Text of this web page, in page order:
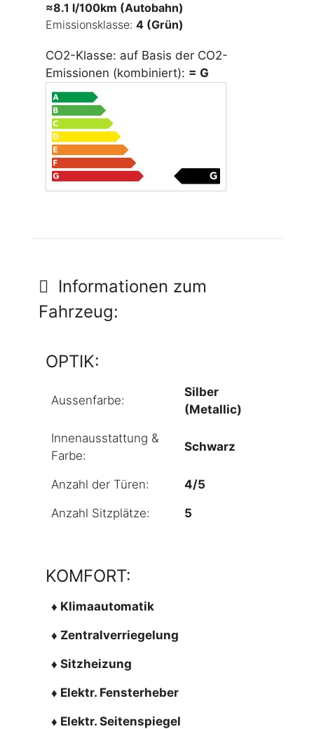
≈8.1 l/100km (Autobahn)
Emissionsklasse: 4 (Grün)
CO2-Klasse: auf Basis der CO2-
Emissionen (kombiniert): = G
Informationen zum
Fahrzeug:
OPTIK:
Aussenfarbe:
Silber
(Metallic)
Innenausstattung &
Farbe:
Schwarz
Anzahl der Türen: 4/5
Anzahl Sitzplätze: 5
KOMFORT:
♦ Klimaautomatik
♦ Zentralverriegelung
♦ Sitzheizung
♦ Elektr. Fensterheber
♦ Elektr. Seitenspiegel